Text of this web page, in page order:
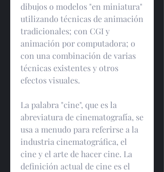
dibujos o modelos "en miniatura"
utilizando técnicas de animación
tradicionales; con CGI y
animación por computadora; o
con una combinación de varias
técnicas existentes y otros
efectos visuales.
La palabra "cine", que es la
abreviatura de cinematografía, se
usa a menudo para referirse a la
industria cinematográfica, el
cine y el arte de hacer cine. La
definición actual de cine es el